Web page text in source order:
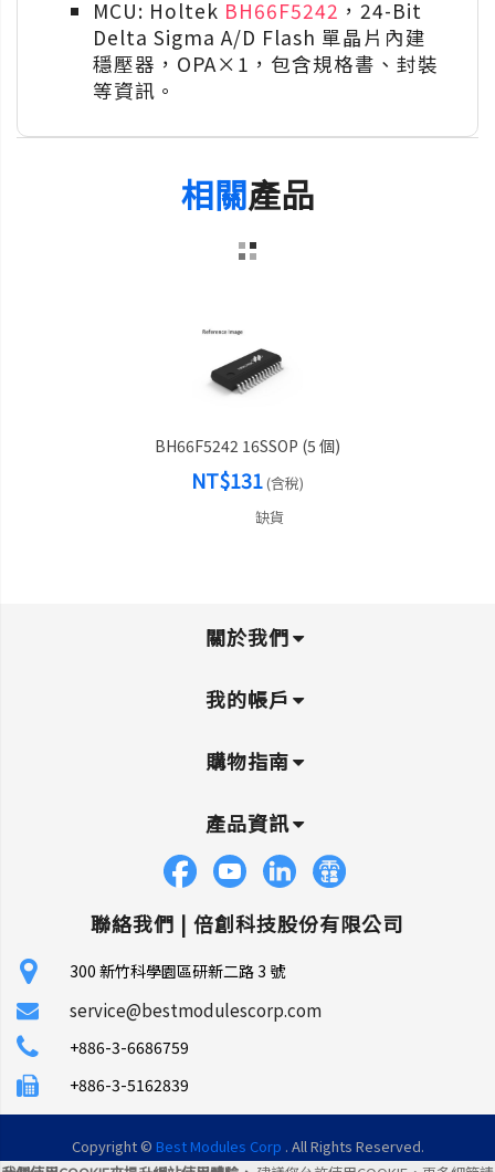
MCU: Holtek BH66F5242 ，24-Bit
Delta Sigma A/D Flash 單晶片內建
穩壓器，OPA×1，包含規格書、封裝
等資訊。
相關產品
BH66F5242 16SSOP (5 個)
NT$131(含稅)
缺貨
關於我們
我的帳戶
購物指南
產品資訊
聯絡我們 | 倍創科技股份有限公司
300 新竹科學園區研新二路 3 號
service@bestmodulescorp.com
+886-3-6686759
+886-3-5162839
Copyright © Best Modules Corp . All Rights Reserved.